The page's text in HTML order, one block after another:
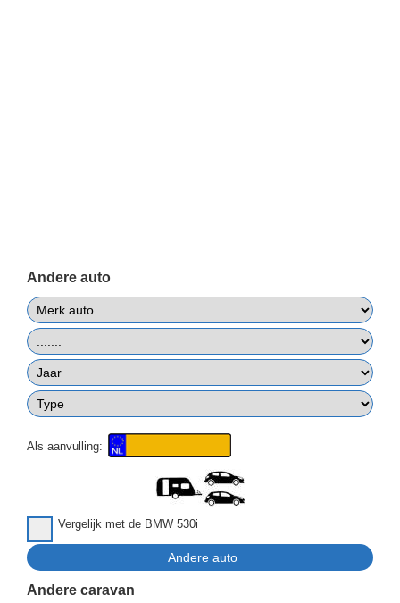
Andere auto
Als aanvulling:
Vergelijk met de BMW 530i
Andere caravan